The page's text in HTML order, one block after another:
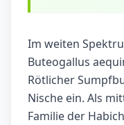
Im weiten
Buteogallus
Rötlicher
Nische ein. Als
Familie der